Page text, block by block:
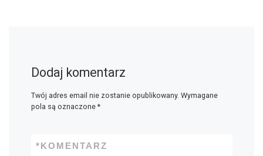
Dodaj komentarz
Twój adres email nie zostanie opublikowany. Wymagane
pola są oznaczone *
KOMENTARZ
*